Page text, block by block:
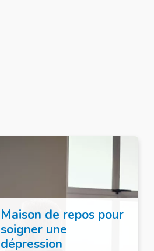
Maison de repos pour
soigner une
dépression